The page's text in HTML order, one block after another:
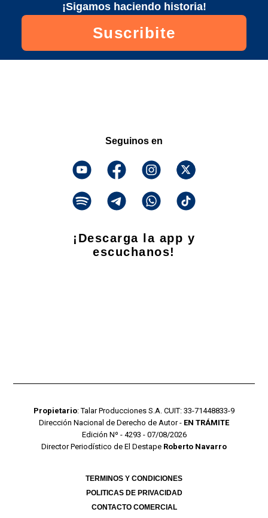
¡Sigamos haciendo historia!
Suscribite
Seguinos en
¡Descarga la app y
escuchanos!
Propietario: Talar Producciones S.A. CUIT: 33-71448833-9
Dirección Nacional de Derecho de Autor - EN TRÁMITE
Edición Nº - 4293 - 07/08/2026
Director Periodístico de El Destape Roberto Navarro
TERMINOS Y CONDICIONES
POLITICAS DE PRIVACIDAD
CONTACTO COMERCIAL